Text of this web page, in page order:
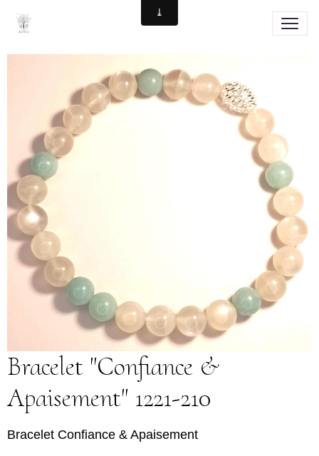
Bracelet "Confiance &
Apaisement" 1221-210
Bracelet Confiance & Apaisement